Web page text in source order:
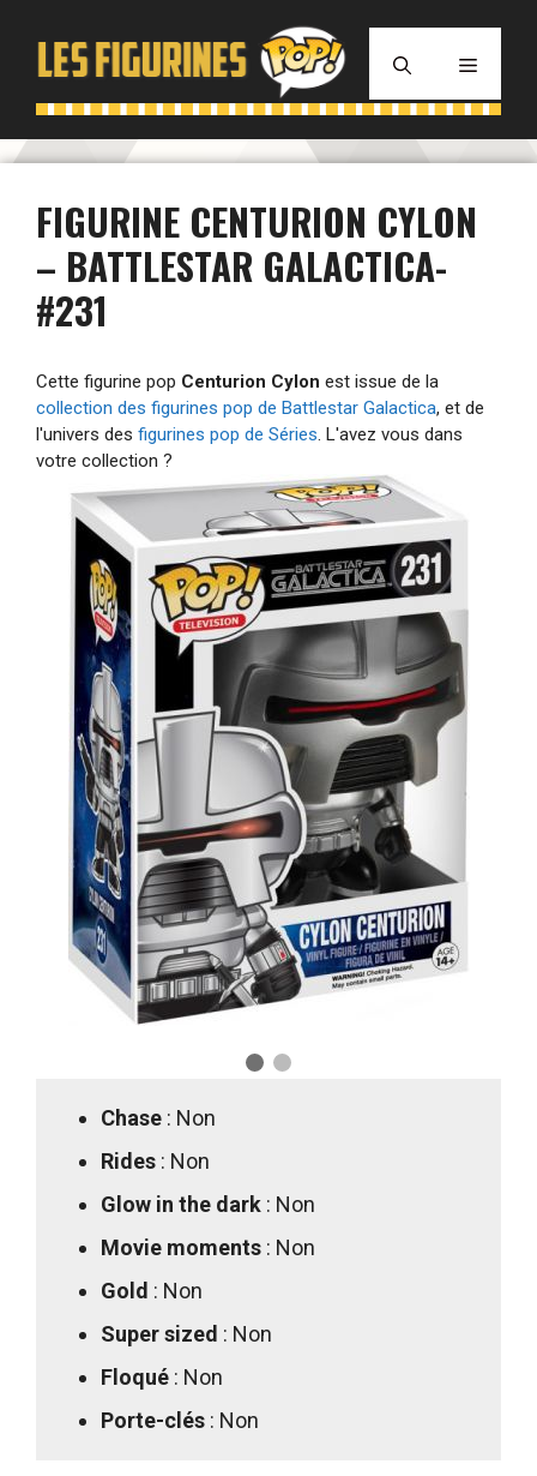
contenu
MENU
FIGURINE CENTURION CYLON
– BATTLESTAR GALACTICA-
#231
Cette figurine pop Centurion Cylon est issue de la
collection des figurines pop de Battlestar Galactica, et de
l'univers des figurines pop de Séries. L'avez vous dans
votre collection ?
Chase : Non
Rides : Non
Glow in the dark : Non
Movie moments : Non
Gold : Non
Super sized : Non
Floqué : Non
Porte-clés : Non